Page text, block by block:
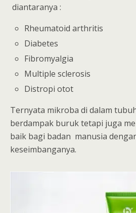
diantaranya :
Rheumatoid arthritis
Diabetes
Fibromyalgia
Multiple sclerosis
Distropi otot
Ternyata mikroba di dalam
berdampak buruk tetapi juga
baik bagi badan manusia
keseimbanganya.